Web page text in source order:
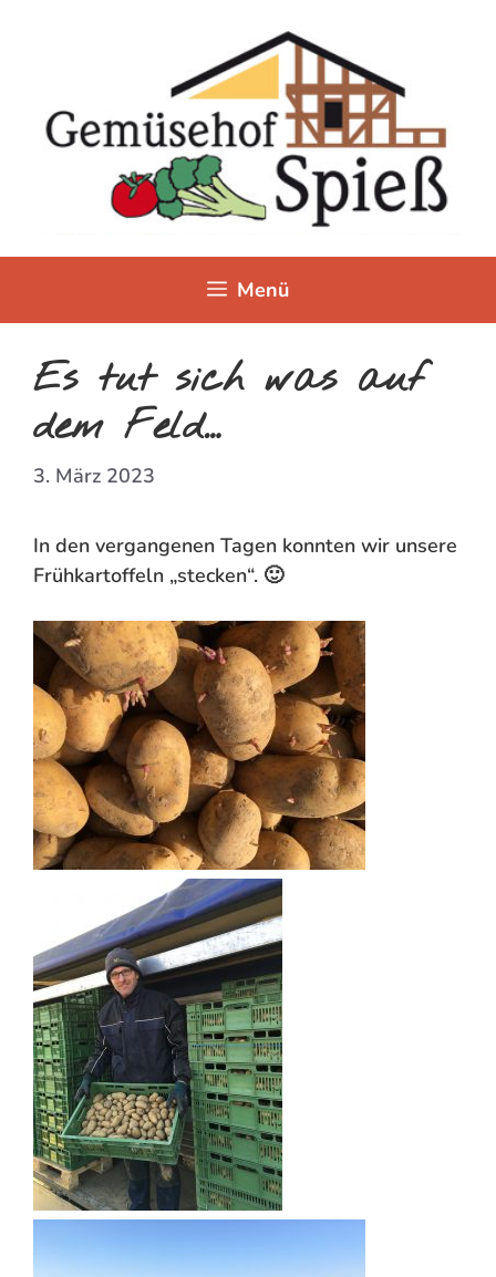
Menü
Es tut sich was auf
dem Feld…
3. März 2023
In den vergangenen Tagen konnten wir unsere
Frühkartoffeln „stecken“. 🙂